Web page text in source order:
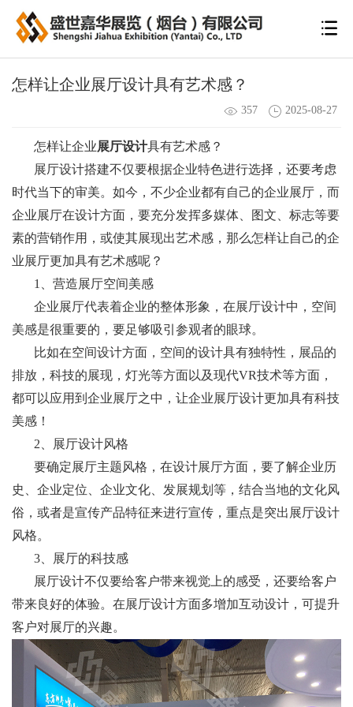
怎样让企业展厅设计具有艺术感？
357 2025-08-27
怎样让企业展厅设计具有艺术感？
展厅设计搭建不仅要根据企业特色进行选择，还要考虑
时代当下的审美。如今，不少企业都有自己的企业展厅，而
企业展厅在设计方面，要充分发挥多媒体、图文、标志等要
素的营销作用，或使其展现出艺术感，那么怎样让自己的企
业展厅更加具有艺术感呢？
1、营造展厅空间美感
企业展厅代表着企业的整体形象，在展厅设计中，空间
美感是很重要的，要足够吸引参观者的眼球。
比如在空间设计方面，空间的设计具有独特性，展品的
排放，科技的展现，灯光等方面以及现代VR技术等方面，
都可以应用到企业展厅之中，让企业展厅设计更加具有科技
美感！
2、展厅设计风格
要确定展厅主题风格，在设计展厅方面，要了解企业历
史、企业定位、企业文化、发展规划等，结合当地的文化风
俗，或者是宣传产品特征来进行宣传，重点是突出展厅设计
风格。
3、展厅的科技感
展厅设计不仅要给客户带来视觉上的感受，还要给客户
带来良好的体验。在展厅设计方面多增加互动设计，可提升
客户对展厅的兴趣。